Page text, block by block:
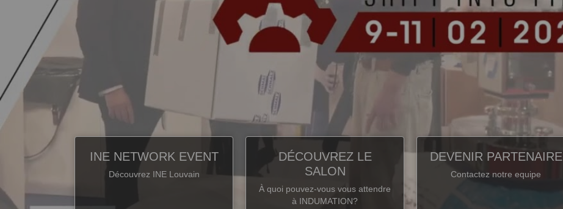
INE NETWORK EVENT
Découvrez INE Louvain
DÉCOUVREZ LE
SALON
À quoi pouvez-vous vous attendre
à INDUMATION?
DEVENIR PARTENAIRE
Contactez notre equipe